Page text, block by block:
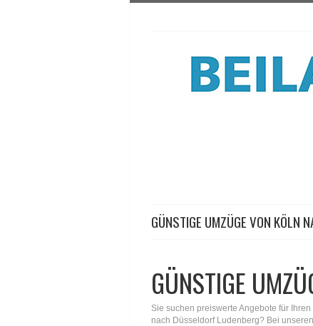
GÜNSTIGE UMZÜGE VON KÖLN
GÜNSTIGE
Sie suchen preiswerte Angebote für
nach Düsseldorf Ludenberg? Bei